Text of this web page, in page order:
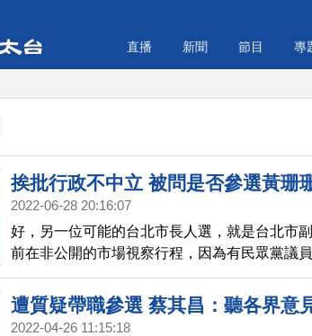
直播 新聞 節目 專
挨批行政不中立 被問是否參選黃珊
2022-06-28 20:16:07
好，另一位可能的台北市長人選，就是台北市
前在非公開的市場視察行程，因為有民眾黨議
質疑選務行政不中立。今天（28日）黃珊珊應
詢。議員除了對於黃珊珊的報告不滿意，也要
市長。
遭質疑帶職參選 蔡其昌：聽各界意
2022-04-26 11:15:18